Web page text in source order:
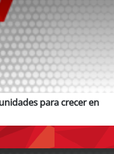
para crecer en